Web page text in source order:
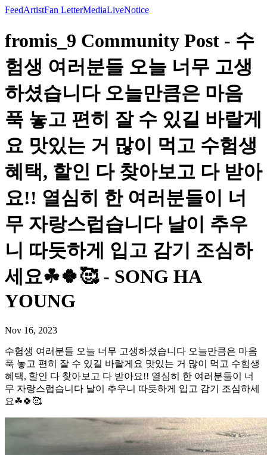
FeedArtistFan LetterMediaLiveNotice
fromis_9 Community Post - 수
험생 여러분들 오늘 너무 고생
하셨습니다 오늘만큼은 마음
푹 놓고 편히 잘 수 있길 바랄게
요 맛있는 거 많이 먹고 수험생
혜택, 할인 다 찾아보고 다 받아
요!! 열심히 한 여러분들이 너
무 자랑스럽습니다 날이 추우
니 따듯하게 입고 감기 조심하
세요☘🍀🥰 - SONG HA
YOUNG
Nov 16, 2023
수험생 여러분들 오늘 너무 고생하셨습니다 오늘만큼은 마음
푹 놓고 편히 잘 수 있길 바랄게요 맛있는 거 많이 먹고 수험생
혜택, 할인 다 찾아보고 다 받아요!! 열심히 한 여러분들이 너
무 자랑스럽습니다 날이 추우니 따듯하게 입고 감기 조심하세
요☘🍀🥰